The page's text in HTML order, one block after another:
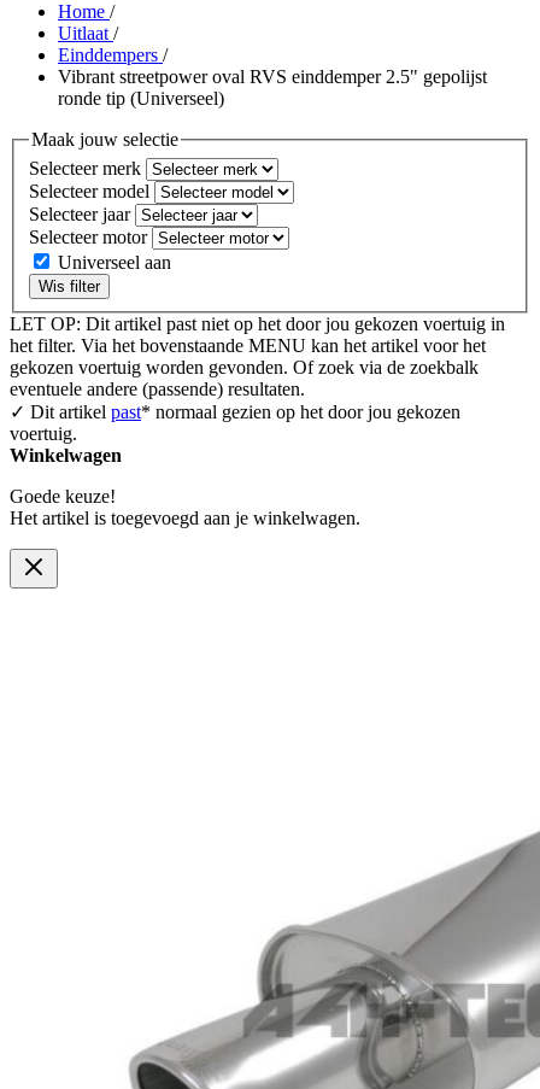
Home /
Uitlaat /
Einddempers /
Vibrant streetpower oval RVS einddemper 2.5" gepolijst
ronde tip (Universeel)
Maak jouw selectie
Selecteer merk
Selecteer model
Selecteer jaar
Selecteer motor
Universeel aan
Wis filter
LET OP: Dit artikel past niet op het door jou gekozen voertuig in
het filter. Via het bovenstaande MENU kan het artikel voor het
gekozen voertuig worden gevonden. Of zoek via de zoekbalk
eventuele andere (passende) resultaten.
✓ Dit artikel past* normaal gezien op het door jou gekozen
voertuig.
Winkelwagen
Goede keuze!
Het artikel is toegevoegd aan je winkelwagen.